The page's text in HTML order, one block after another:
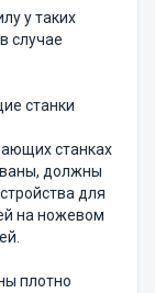
у таких
случае
станки
станках
должны
для
на ножевом
плотно